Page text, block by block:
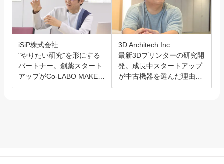
iSiP株式会社
"やりたい研究"を形にする
パートナー。創薬スタート
アップがCo-LABO MAKER
を選んだ理由。
3D Architech Inc
最新3Dプリンターの研究開
発。成長中スタートアップ
が中古機器を選んだ理由と
は？